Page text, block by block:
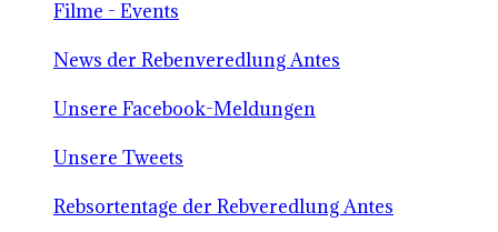
Filme - Events
News der Rebenveredlung Antes
Unsere Facebook-Meldungen
Unsere Tweets
Rebsortentage der Rebveredlung Antes